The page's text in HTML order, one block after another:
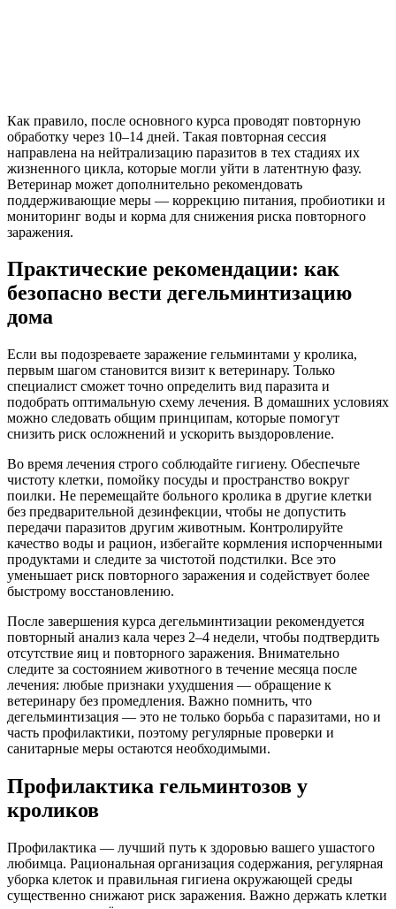
Как правило, после основного курса проводят повторную
обработку через 10–14 дней. Такая повторная сессия
направлена на нейтрализацию паразитов в тех стадиях их
жизненного цикла, которые могли уйти в латентную фазу.
Ветеринар может дополнительно рекомендовать
поддерживающие меры — коррекцию питания, пробиотики и
мониторинг воды и корма для снижения риска повторного
заражения.
Практические рекомендации: как
безопасно вести дегельминтизацию
дома
Если вы подозреваете заражение гельминтами у кролика,
первым шагом становится визит к ветеринару. Только
специалист сможет точно определить вид паразита и
подобрать оптимальную схему лечения. В домашних условиях
можно следовать общим принципам, которые помогут
снизить риск осложнений и ускорить выздоровление.
Во время лечения строго соблюдайте гигиену. Обеспечьте
чистоту клетки, помойку посуды и пространство вокруг
поилки. Не перемещайте больного кролика в другие клетки
без предварительной дезинфекции, чтобы не допустить
передачи паразитов другим животным. Контролируйте
качество воды и рацион, избегайте кормления испорченными
продуктами и следите за чистотой подстилки. Все это
уменьшает риск повторного заражения и содействует более
быстрому восстановлению.
После завершения курса дегельминтизации рекомендуется
повторный анализ кала через 2–4 недели, чтобы подтвердить
отсутствие яиц и повторного заражения. Внимательно
следите за состоянием животного в течение месяца после
лечения: любые признаки ухудшения — обращение к
ветеринару без промедления. Важно помнить, что
дегельминтизация — это не только борьба с паразитами, но и
часть профилактики, поэтому регулярные проверки и
санитарные меры остаются необходимыми.
Профилактика гельминтозов у
кроликов
Профилактика — лучший путь к здоровью вашего ушастого
любимца. Рациональная организация содержания, регулярная
уборка клеток и правильная гигиена окружающей среды
существенно снижают риск заражения. Важно держать клетки